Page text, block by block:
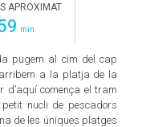
APROXIMAT
min
pugem al cim del cap
arribem a la platja de la
d’aquí comença el tram
nucli de pescadors
de les úniques platges